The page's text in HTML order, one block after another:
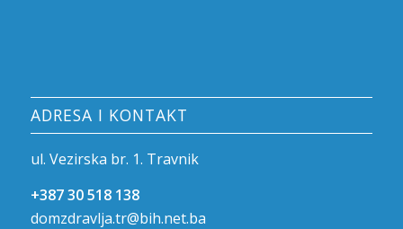
ADRESA I KONTAKT
ul. Vezirska br. 1. Travnik
+387 30 518 138
domzdravlja.tr@bih.net.ba